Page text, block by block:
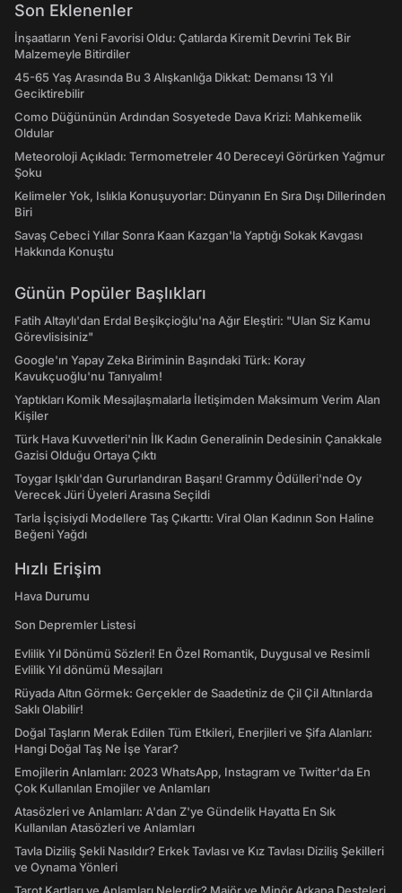
Son Eklenenler
İnşaatların Yeni Favorisi Oldu: Çatılarda Kiremit Devrini Tek Bir
Malzemeyle Bitirdiler
45-65 Yaş Arasında Bu 3 Alışkanlığa Dikkat: Demansı 13 Yıl
Geciktirebilir
Como Düğününün Ardından Sosyetede Dava Krizi: Mahkemelik
Oldular
Meteoroloji Açıkladı: Termometreler 40 Dereceyi Görürken Yağmur
Şoku
Kelimeler Yok, Islıkla Konuşuyorlar: Dünyanın En Sıra Dışı Dillerinden
Biri
Savaş Cebeci Yıllar Sonra Kaan Kazgan'la Yaptığı Sokak Kavgası
Hakkında Konuştu
Günün Popüler Başlıkları
Fatih Altaylı'dan Erdal Beşikçioğlu'na Ağır Eleştiri: "Ulan Siz Kamu
Görevlisisiniz"
Google'ın Yapay Zeka Biriminin Başındaki Türk: Koray
Kavukçuoğlu'nu Tanıyalım!
Yaptıkları Komik Mesajlaşmalarla İletişimden Maksimum Verim Alan
Kişiler
Türk Hava Kuvvetleri'nin İlk Kadın Generalinin Dedesinin Çanakkale
Gazisi Olduğu Ortaya Çıktı
Toygar Işıklı'dan Gururlandıran Başarı! Grammy Ödülleri'nde Oy
Verecek Jüri Üyeleri Arasına Seçildi
Tarla İşçisiydi Modellere Taş Çıkarttı: Viral Olan Kadının Son Haline
Beğeni Yağdı
Hızlı Erişim
Hava Durumu
Son Depremler Listesi
Evlilik Yıl Dönümü Sözleri! En Özel Romantik, Duygusal ve Resimli
Evlilik Yıl dönümü Mesajları
Rüyada Altın Görmek: Gerçekler de Saadetiniz de Çil Çil Altınlarda
Saklı Olabilir!
Doğal Taşların Merak Edilen Tüm Etkileri, Enerjileri ve Şifa Alanları:
Hangi Doğal Taş Ne İşe Yarar?
Emojilerin Anlamları: 2023 WhatsApp, Instagram ve Twitter'da En
Çok Kullanılan Emojiler ve Anlamları
Atasözleri ve Anlamları: A'dan Z'ye Gündelik Hayatta En Sık
Kullanılan Atasözleri ve Anlamları
Tavla Diziliş Şekli Nasıldır? Erkek Tavlası ve Kız Tavlası Diziliş Şekilleri
ve Oynama Yönleri